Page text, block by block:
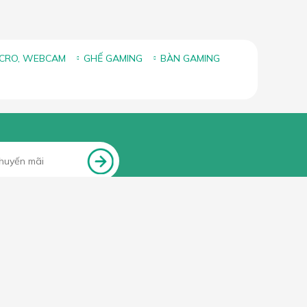
WEBCAM GHẾ GAMING
BÀN GAMING